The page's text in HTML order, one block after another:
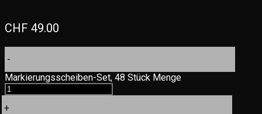
CHF 49.00
-
Markierungsscheiben-Set, 48 Stück Menge
+